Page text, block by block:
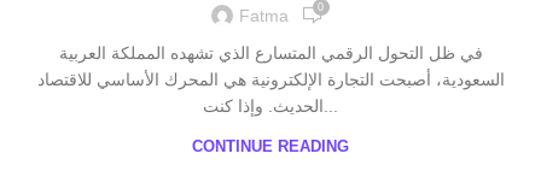
Fatma 0
في ظل التحول الرقمي المتسارع الذي تشهده المملكة العربية
السعودية، أصبحت التجارة الإلكترونية هي المحرك الأساسي للاقتصاد
الحديث. وإذا كنت...
CONTINUE READING